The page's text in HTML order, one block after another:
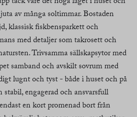
av många soltimmar. Bostaden
klassisk fiskbensparkett och
med detaljer som takrosett och
Trivsamma sällskapsytor med
samband och avskilt sovrum med
lugnt och tyst - både i huset och på
engagerad och ansvarsfull
en kort promenad bort från